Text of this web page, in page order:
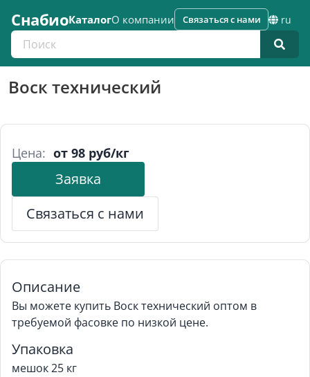
СнабиоКаталогО компании
Поиск по каталогу
Связаться с нами ru
Воск технический
Цена: от 98 руб/кг
Заявка
Связаться с нами
Описание
Вы можете купить Воск технический оптом в
требуемой фасовке по низкой цене.
Упаковка
мешок 25 кг